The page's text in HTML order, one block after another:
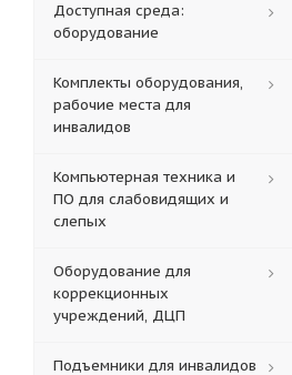
Доступная среда:
оборудование
Комплекты оборудования,
рабочие места для
инвалидов
Компьютерная техника и
ПО для слабовидящих и
слепых
Оборудование для
коррекционных
учреждений, ДЦП
Подъемники для инвалидов